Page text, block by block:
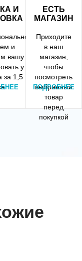
И
и
вашу
у
за 1,5
ЕСТЬ
МАГАЗИН
Приходите
в наш
магазин,
чтобы
посмотреть
выбранный
товар
перед
покупкой
ПОДРОБНЕЕ